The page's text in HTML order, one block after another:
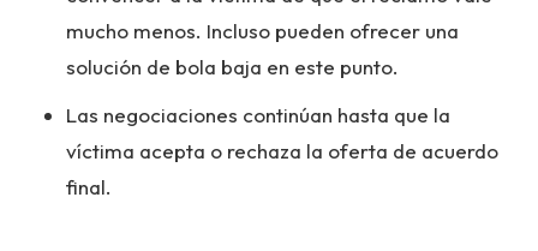
mucho menos. Incluso pueden ofrecer una
solución de bola baja en este punto.
Las negociaciones continúan hasta que la
víctima acepta o rechaza la oferta de acuerdo
final.